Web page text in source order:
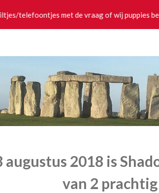
telefoontjes met de vraag of wij puppies
augustus 2018 is
van 2